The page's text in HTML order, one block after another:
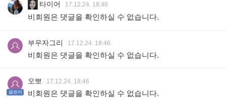
타이어 17.12.24. 18:46
비회원은 댓글을 확인하실 수 없습니다.
부우자그리 17.12.24. 18:46
비회원은 댓글을 확인하실 수 없습니다.
글쓴이
오뽀 17.12.24. 18:46
비회원은 댓글을 확인하실 수 없습니다.